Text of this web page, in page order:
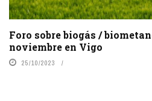
Foro sobre biogás /
noviembre en Vigo
25/10/2023